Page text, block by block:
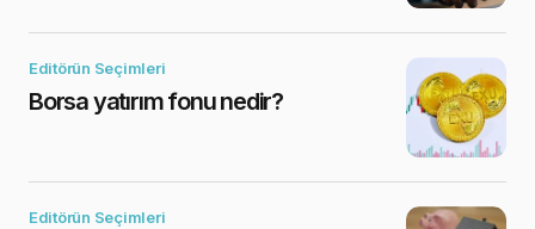
Editörün Seçimleri
Borsa yatırım fonu nedir?
Editörün Seçimleri